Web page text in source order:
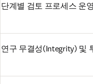
단계별 검토 프로세스 운
연구 무결성(Integrity) 및